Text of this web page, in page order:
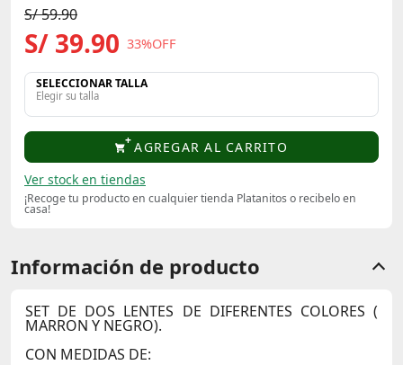
S/ 59.90
S/ 39.90 33%OFF
SELECCIONAR TALLA
Elegir su talla
AGREGAR AL CARRITO
Ver stock en tiendas
¡Recoge tu producto en cualquier tienda Platanitos o recibelo en
casa!
Información de producto
SET DE DOS LENTES DE DIFERENTES COLORES (
MARRON Y NEGRO).
CON MEDIDAS DE: